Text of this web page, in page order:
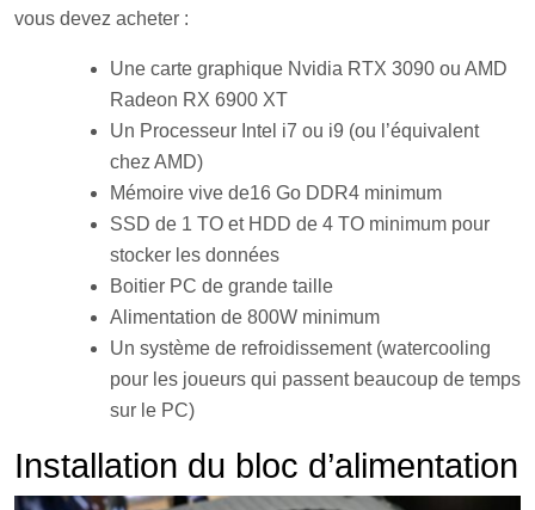
vous devez acheter :
Une carte graphique Nvidia RTX 3090 ou AMD
Radeon RX 6900 XT
Un Processeur Intel i7 ou i9 (ou l’équivalent
chez AMD)
Mémoire vive de16 Go DDR4 minimum
SSD de 1 TO et HDD de 4 TO minimum pour
stocker les données
Boitier PC de grande taille
Alimentation de 800W minimum
Un système de refroidissement (watercooling
pour les joueurs qui passent beaucoup de temps
sur le PC)
Installation du bloc d’alimentation